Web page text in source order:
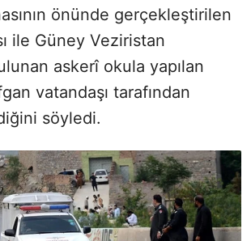
önünde gerçekleştirilen
ile Güney Veziristan
askerî okula yapılan
vatandaşı tarafından
söyledi.